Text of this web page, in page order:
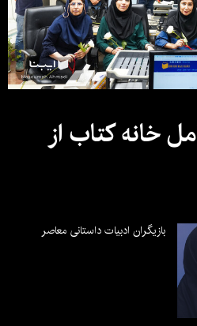
خانه کتاب از
بازیگران ادبیات داستانی معاصر